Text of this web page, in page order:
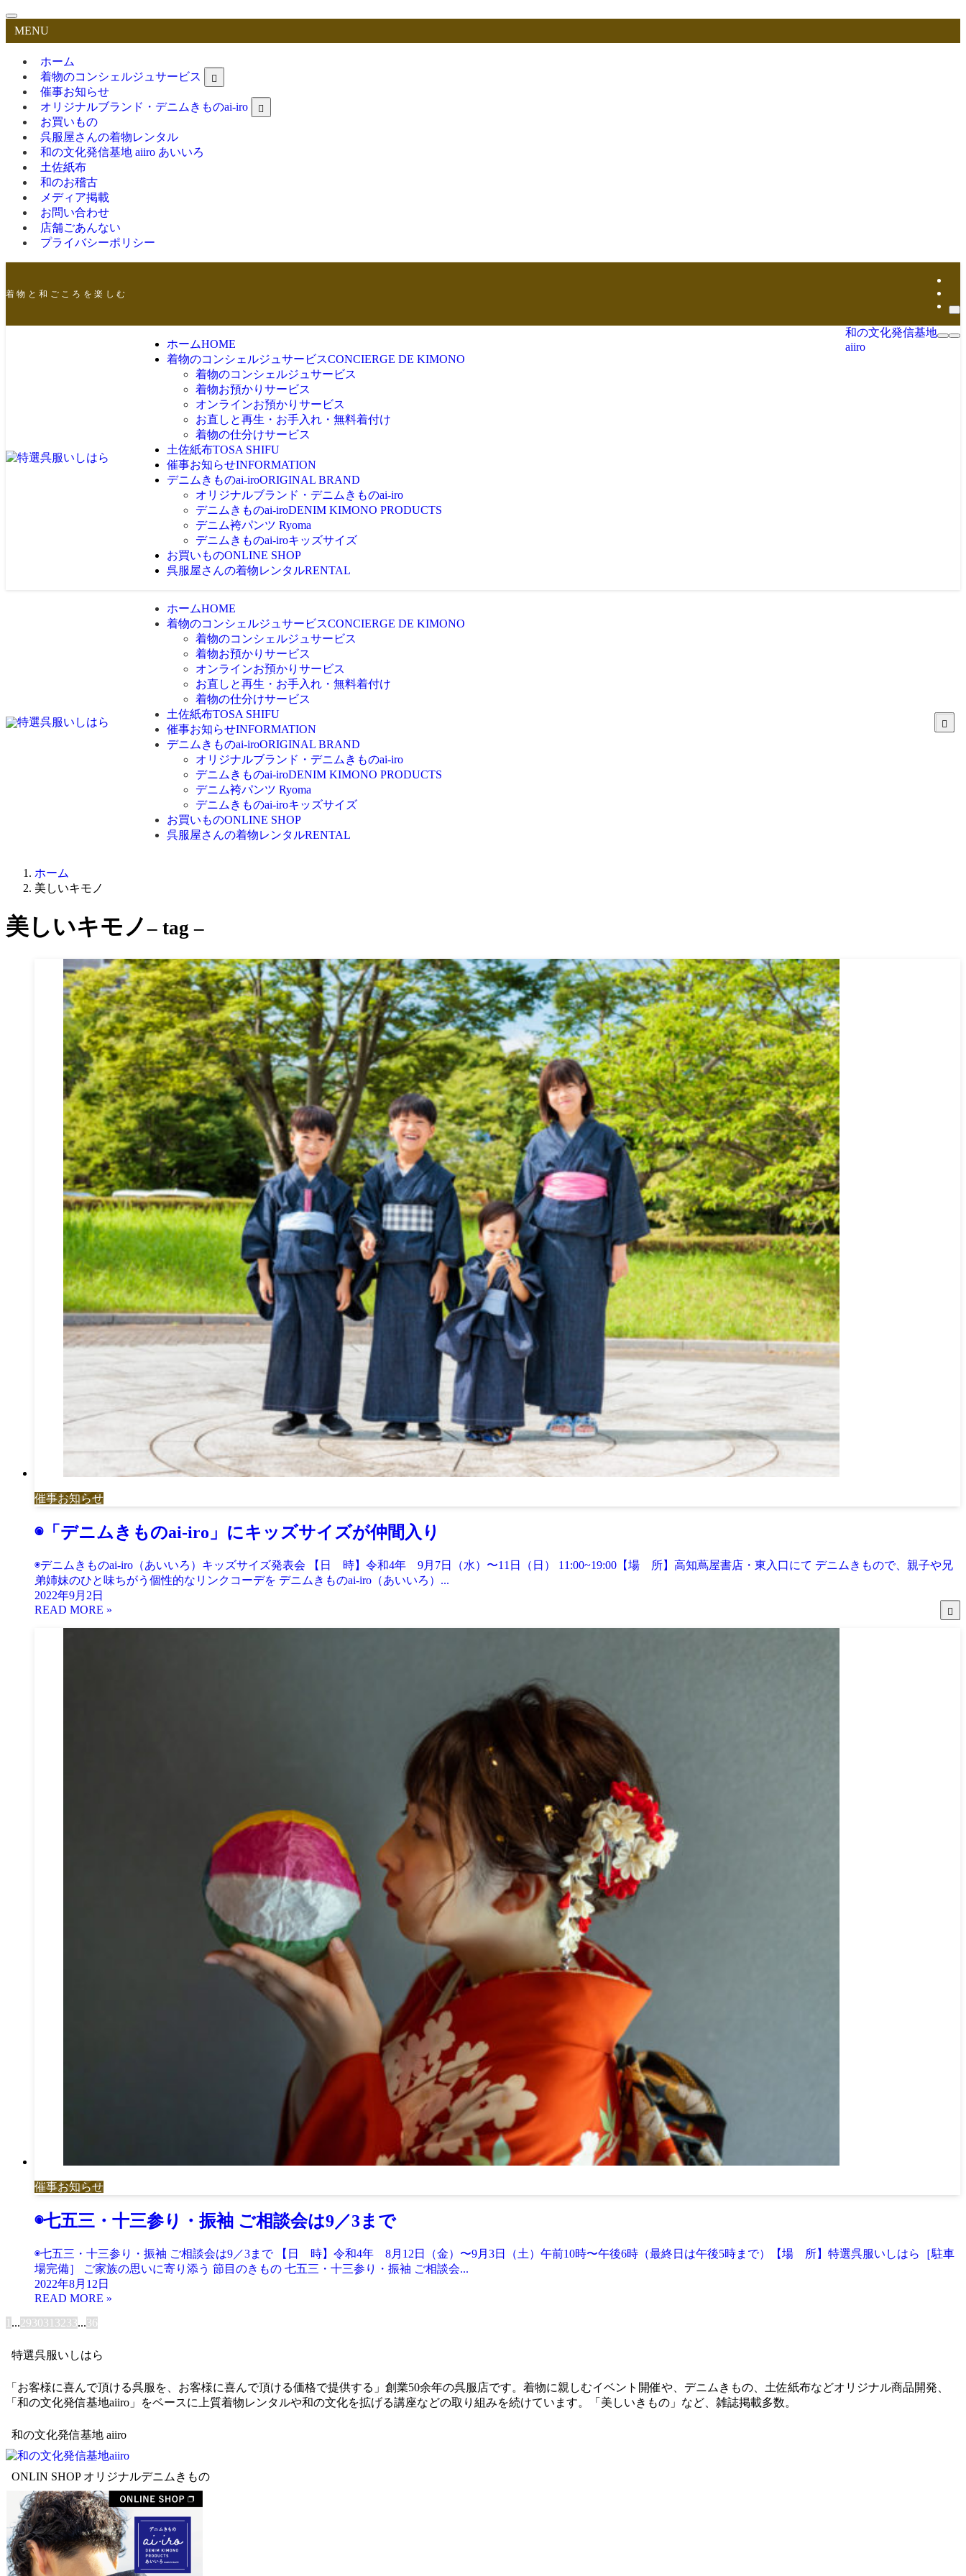
MENU
ホーム
着物のコンシェルジュサービス
催事お知らせ
オリジナルブランド・デニムきものai-iro
お買いもの
呉服屋さんの着物レンタル
和の文化発信基地 aiiro あいいろ
土佐紙布
和のお稽古
メディア掲載
お問い合わせ
店舗ごあんない
プライバシーポリシー
着 物 と 和 ご こ ろ を 楽 し む
ホームHOME
着物のコンシェルジュサービスCONCIERGE DE KIMONO
着物のコンシェルジュサービス
着物お預かりサービス
オンラインお預かりサービス
お直しと再生・お手入れ・無料着付け
着物の仕分けサービス
土佐紙布TOSA SHIFU
催事お知らせINFORMATION
デニムきものai-iroORIGINAL BRAND
オリジナルブランド・デニムきものai-iro
デニムきものai-iroDENIM KIMONO PRODUCTS
デニム袴パンツ Ryoma
デニムきものai-iroキッズサイズ
お買いものONLINE SHOP
呉服屋さんの着物レンタルRENTAL
和の文化発信基地
aiiro
ホームHOME
着物のコンシェルジュサービスCONCIERGE DE KIMONO
着物のコンシェルジュサービス
着物お預かりサービス
オンラインお預かりサービス
お直しと再生・お手入れ・無料着付け
着物の仕分けサービス
土佐紙布TOSA SHIFU
催事お知らせINFORMATION
デニムきものai-iroORIGINAL BRAND
オリジナルブランド・デニムきものai-iro
デニムきものai-iroDENIM KIMONO PRODUCTS
デニム袴パンツ Ryoma
デニムきものai-iroキッズサイズ
お買いものONLINE SHOP
呉服屋さんの着物レンタルRENTAL
ホーム
美しいキモノ
美しいキモノ– tag –
催事お知らせ
◉「デニムきものai-iro」にキッズサイズが仲間入り
◉デニムきものai-iro（あいいろ）キッズサイズ発表会 【日 時】令和4年 9月7日（水）〜11日（日） 11:00~19:00【場 所】高知蔦屋書店・東入口にて デニムきもので、親子や兄
弟姉妹のひと味ちがう個性的なリンクコーデを デニムきものai-iro（あいいろ）...
2022年9月2日
催事お知らせ
◉七五三・十三参り・振袖 ご相談会は9／3まで
◉七五三・十三参り・振袖 ご相談会は9／3まで 【日 時】令和4年 8月12日（金）〜9月3日（土）午前10時〜午後6時（最終日は午後5時まで）【場 所】特選呉服いしはら［駐車
場完備］ ご家族の思いに寄り添う 節目のきもの 七五三・十三参り・振袖 ご相談会...
2022年8月12日
1 ...293031 3233...36
特選呉服いしはら
「お客様に喜んで頂ける呉服を、お客様に喜んで頂ける価格で提供する」創業50余年の呉服店です。着物に親しむイベント開催や、デニムきもの、土佐紙布などオリジナル商品開発、
「和の文化発信基地aiiro」をベースに上質着物レンタルや和の文化を拡げる講座などの取り組みを続けています。「美しいきもの」など、雑誌掲載多数。
和の文化発信基地 aiiro
ONLIN SHOP オリジナルデニムきもの